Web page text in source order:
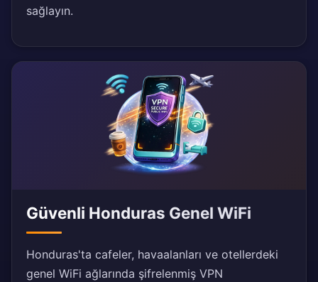
sağlayın.
Güvenli Honduras Genel WiFi
Honduras'ta cafeler, havaalanları ve otellerdeki
genel WiFi ağlarında şifrelenmiş VPN